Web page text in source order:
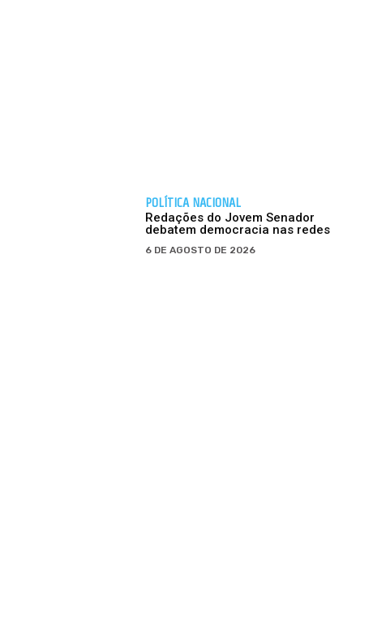
POLÍTICA NACIONAL
Redações do Jovem Senador
debatem democracia nas redes
6 DE AGOSTO DE 2026